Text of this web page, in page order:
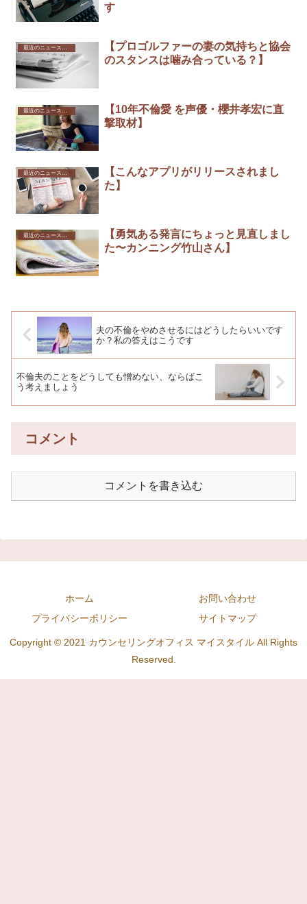
す
最近のニュースから
【プロゴルファーの妻の気持ちと協会
のスタンスは噛み合っている？】
【10年不倫愛 を声優・櫻井孝宏に直
撃取材】 ￼
最近のニュースから
【こんなアプリがリリースされまし
た】
最近のニュースから
【勇気ある発言にちょっと見直しまし
た〜カンニング竹山さん】
夫の不倫をやめさせるにはどうしたらいいです
か？私の答えはこうです
不倫夫のことをどうしても憎めない、ならばこ
う考えましょう
コメント
コメントを書き込む
ホーム
お問い合わせ
プライバシーポリシー
サイトマップ
Copyright © 2021 カウンセリングオフィス マイスタイル All Rights
Reserved.